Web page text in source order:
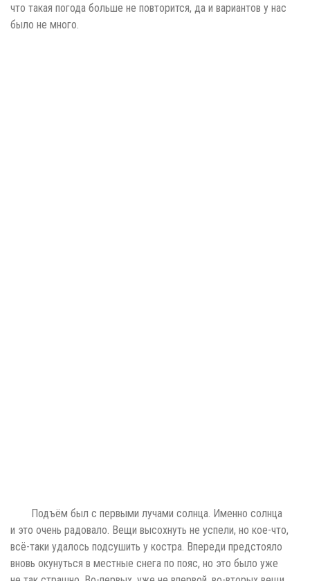
что такая погода больше не повторится, да и вариантов у нас
было не много.
но это я смог преодолеть. В очередной раз пришлось изменить
маршрут, и исключить прохождение лавиноопасного хребта,
избрав дорогу через лес. По склону мы спустились
к небольшому ручью и уже вдоль него надеялись выйти